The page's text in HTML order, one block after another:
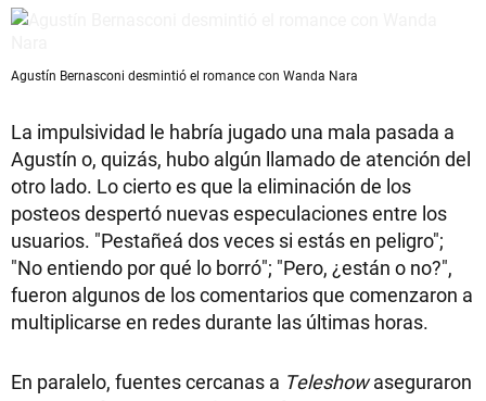
Agustín Bernasconi desmintió el romance con Wanda Nara
La impulsividad le habría jugado una mala pasada a
Agustín o, quizás, hubo algún llamado de atención del
otro lado. Lo cierto es que la eliminación de los
posteos despertó nuevas especulaciones entre los
usuarios. "Pestañeá dos veces si estás en peligro";
"No entiendo por qué lo borró"; "Pero, ¿están o no?",
fueron algunos de los comentarios que comenzaron a
multiplicarse en redes durante las últimas horas.
En paralelo, fuentes cercanas a Teleshowaseguraron